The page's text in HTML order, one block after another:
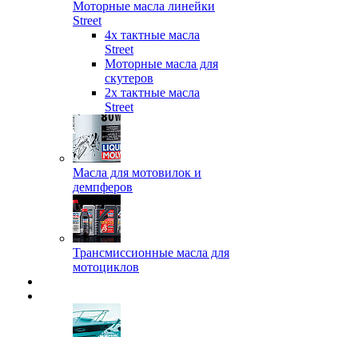
Моторные масла линейки
Street
4х тактные масла
Street
Моторные масла для
скутеров
2х тактные масла
Street
Масла для мотовилок и
демпферов
Трансмиссионные масла для
мотоциклов